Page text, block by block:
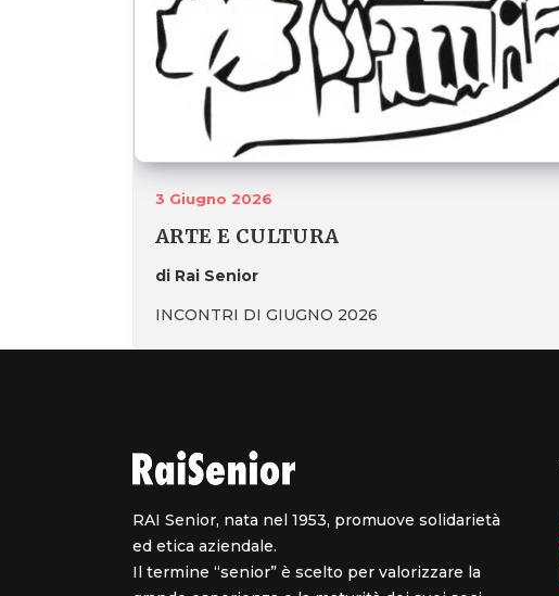
3 Giugno 2026
ARTE E CULTURA
di Rai Senior
INCONTRI DI GIUGNO 2026
RAI Senior, nata nel 1953, promuove solidarietà
ed etica aziendale.
Il termine “senior” è scelto per valorizzare la